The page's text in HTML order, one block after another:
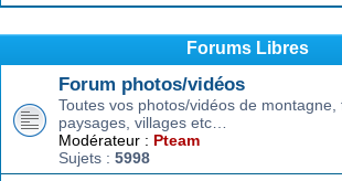
Forums Libres
Forum photos/vidéos
Toutes vos photos/vidéos de montagne,
paysages, villages etc…
Modérateur : Pteam
Sujets : 5998